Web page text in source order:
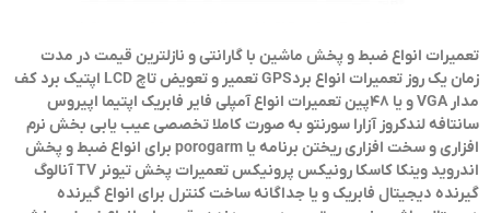
تعمیرات انواع ضبط و پخش ماشین با گارانتی و نازلترین قیمت در مدت
زمان یک روز تعمیرات انواع بردGPS تعمیر و تعویض تاچ LCD اپتیک برد کف
مدار VGA و یا 48پین تعمیرات انواع آمپلی فایر فابریک اپتیما اپیروس
سانتافه لندکروز آزارا سورنتو به صورت کاملا تخصصی عیب یابی بخش نرم
افزاری و سخت افزاری ریختن برنامه یا porogarm برای انواع ضبط و پخش
اندروید وینکا کاسکا رونیکس پرونیکس تعمیرات پخش تیونر TV آنالوگ
گیرنده دیجیتال فابریک و یا جداگانه ساخت کنترل برای انواع گیرنده